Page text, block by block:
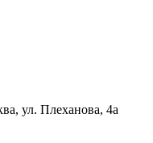
ул. Плеханова, 4а